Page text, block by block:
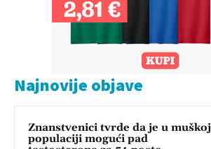
Najnovije objave
Znanstvenici tvrde da je u muškoj
populaciji mogući pad